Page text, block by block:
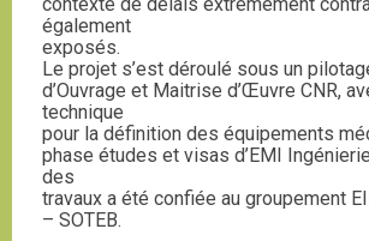
contexte de délais extrêmement
également
exposés.
Le projet s’est déroulé sous un
d’Ouvrage et Maitrise d’Œuvre CNR,
technique
pour la définition des équipements
phase études et visas d’EMI
des
travaux a été confiée au groupement
– SOTEB.